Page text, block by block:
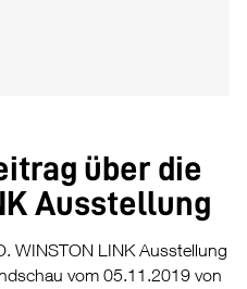
über die
Ausstellung
WINSTON LINK Ausstellung
vom 05.11.2019 von